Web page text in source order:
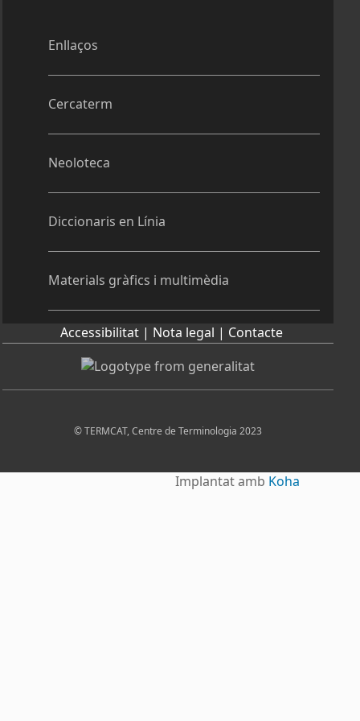
Enllaços
Cercaterm
Neoloteca
Diccionaris en Línia
Materials gràfics i multimèdia
Accessibilitat | Nota legal | Contacte
© TERMCAT, Centre de Terminologia 2023
Implantat amb Koha